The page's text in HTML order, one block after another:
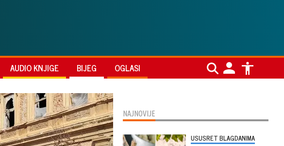
AUDIO KNJIGE BIJEG OGLASI
NAJNOVIJE
USUSRET BLAGDANIMA